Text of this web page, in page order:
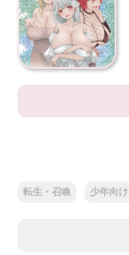
転生・召喚 少年向け